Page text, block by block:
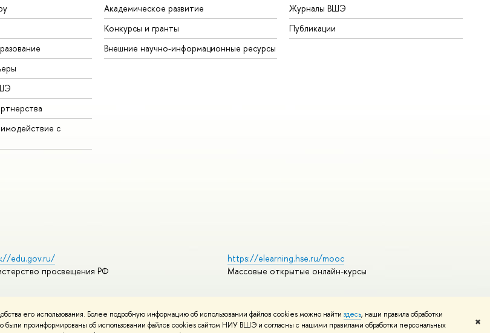
его использования. Более подробную информацию об использовании файлов cookies можно найти здесь, наши правила обработки
были проинформированы об использовании файлов cookies сайтом НИУ ВШЭ и согласны с нашими правилами обработки персональных
✖
с
Академическое развитие
Конкурсы и гранты
Внешние научно-информационные ресурсы
Журналы ВШЭ
Публикации
edu.gov.ru/
просвещения РФ
https://elearning.hse.ru/mooc
Массовые открытые онлайн-курсы
Политика конфиденциальностиКарта сайта
Редактору